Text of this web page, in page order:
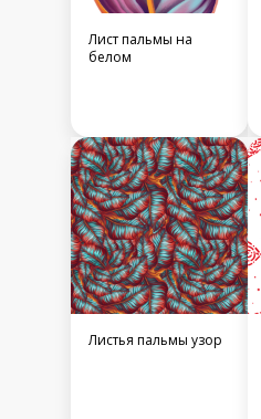
Лист пальмы на
белом
Листья пальмы узор